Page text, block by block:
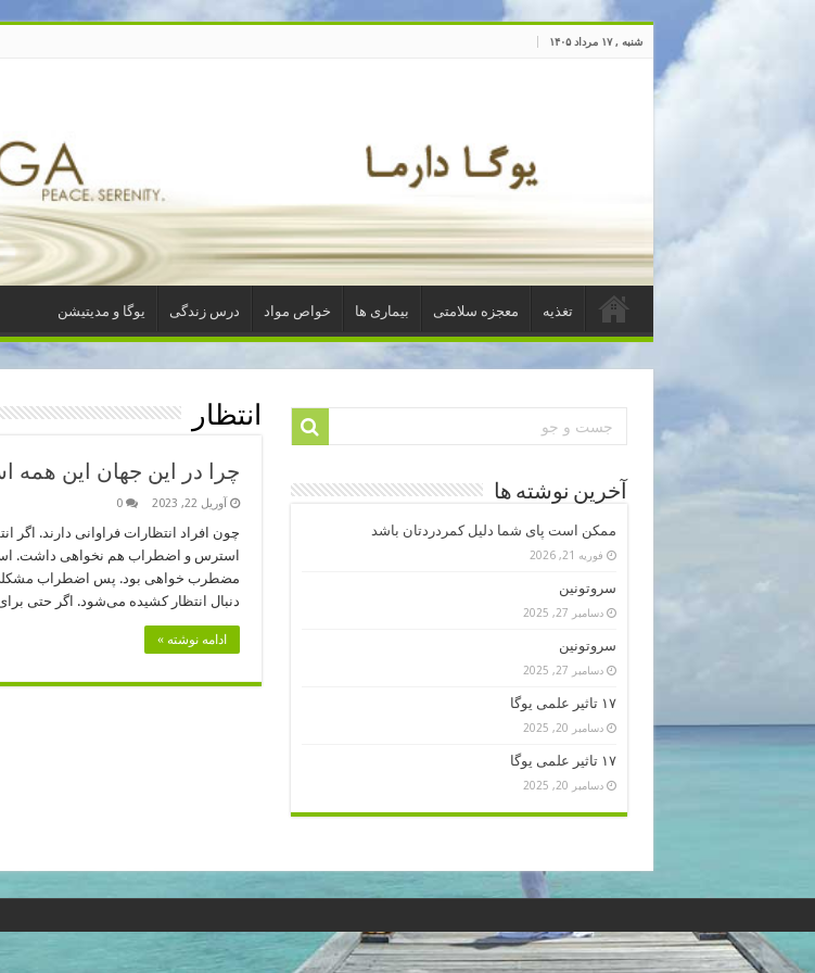
شنبه , ۱۷ مرداد ۱۴۰۵
تغذیه معجزه سلامتی بیماری ها خواص مواد درس زندگی یوگا و مدیتیشن
انتظار
چرا در این جهان این
آوریل 22, 2023 0
چون افراد انتظارات فراوانی دارند.
استرس و اضطراب هم نخواهی داشت.
مضطرب خواهی بود. پس اضطراب مشکلی
دنبال انتظار کشیده می‌شود. اگر حتی
ادامه نوشته »
آخرین نوشته ها
ممکن است پای شما دلیل کمردردتان باشد
فوریه 21, 2026
سروتونین
دسامبر 27, 2025
سروتونین
دسامبر 27, 2025
۱۷ تاثیر علمی یوگا
دسامبر 20, 2025
۱۷ تاثیر علمی یوگا
دسامبر 20, 2025